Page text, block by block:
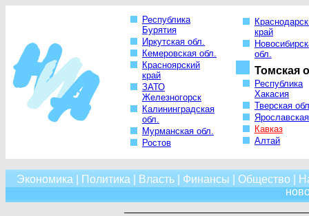
Республика
Бурятия
Иркутская обл.
Кемеровская обл.
Красноярский
край
ЗАТО
Железногорск
Калининградская
обл.
Мурманская обл.
Ростов
край
обл.
Томская
Республика
Хакасия
Тверская
Кавказ
Алтай
Экономика Политика Власть| Финансы Общество